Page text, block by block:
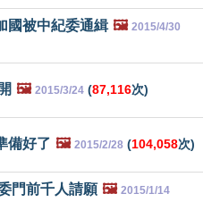
國被中紀委通緝 🖼️ 2015/4/30
🖼️ 2015/3/24 (87,116次)
備好了 🖼️ 2015/2/28 (104,058次)
門前千人請願 🖼️ 2015/1/14